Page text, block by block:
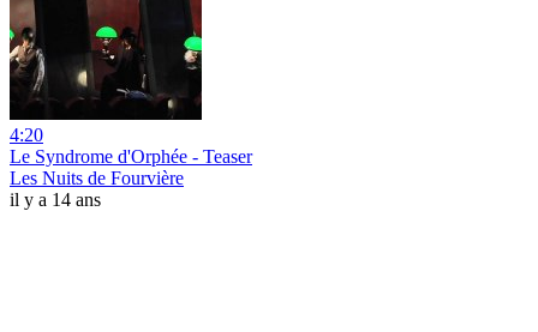
4:20
Le Syndrome d'Orphée - Teaser
Les Nuits de Fourvière
il y a 14 ans